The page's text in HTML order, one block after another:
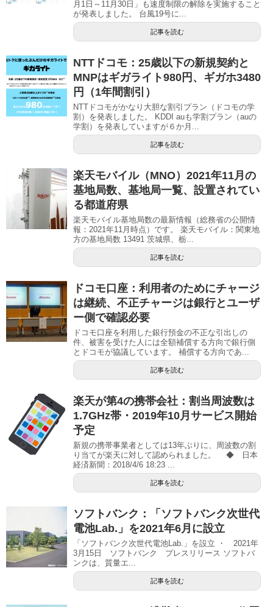
月1日～11月30日」も速度制限の解除を実施すること
が発表しました。 台風19号に...
記事を読む
NTTドコモ：25歳以下の新規契約と
MNPはギガライト980円、ギガホ3480
円（1年間割引）
NTTドコモがかなり大胆な割引プラン（ドコモの学
割）を発表しました。 KDDI auも学割プラン（auの
学割）を発表していますが６か月...
記事を読む
楽天モバイル（MNO）2021年11月の
基地局数、基地局一覧、設置されてい
る都道府県
楽天モバイル基地局数の最新情報（総務省の公開情
報：2021年11月時点）です。 楽天モバイル：関東地
方の基地局数 13491 茨城県、栃...
記事を読む
ドコモ口座：利用者のためにチャージ
は継続、不正チャージは銀行とユーザ
ー側で確認必要
ドコモ口座を利用した銀行預金の不正な引出しの
件、被害を受けた人には全額補償する方向で銀行側
とドコモが協議しています。 補償する方向であ...
記事を読む
楽天が第4の携帯会社：割当周波数は
1.7GHz帯・2019年10月サービス開始
予定
新規の携帯事業者としては13年ぶりに、周波数の割
り当てが楽天に対して認められました。 ◆ 日本
経済新聞：2018/4/6 18:23 ...
記事を読む
ソフトバンク：「ソフトバンク次世代
電池Lab.」を2021年6月に設立
「ソフトバンク次世代電池Lab.」を設立 ・ 2021年
3月15日 ソフトバンク プレスリリース ソフトバ
ンクは、質量エ...
記事を読む